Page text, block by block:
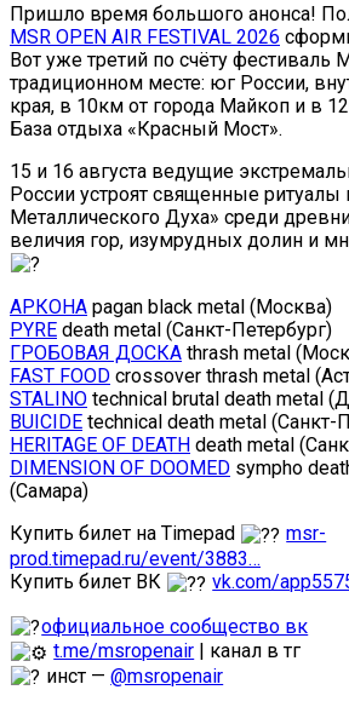
Пришло время большого анонса!
MSR OPEN AIR FESTIVAL 2026
Вот уже третий по счёту фестиваль
традиционном месте: юг России,
края, в 10км от города Майкоп и в
База отдыха «Красный Мост».
15 и 16 августа ведущие
России устроят священные
Металлического Духа» среди
величия гор, изумрудных долин и
АРКОНА pagan black metal (Москва)
PYRE death metal (Санкт-Петербург)
ГРОБОВАЯ ДОСКА thrash metal
FAST FOOD crossover thrash metal
STALINO technical brutal death metal
BUICIDE technical death metal (Санкт-
HERITAGE OF DEATH death metal
DIMENSION OF DOOMED sympho
(Самара)
Купить билет на Timepad
msr-
prod.timepad.ru/event/3883…
Купить билет ВК
vk.com/
официальное сообщество вк
t.me/msropenair | канал в тг
инст —@msropenair